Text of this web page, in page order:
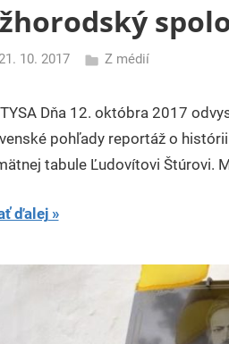
21. 10. 2017
Z médií
Dňa 12. októbra 2017
pohľady reportáž o
tabule Ľudovítovi Štúrovi.
ďalej